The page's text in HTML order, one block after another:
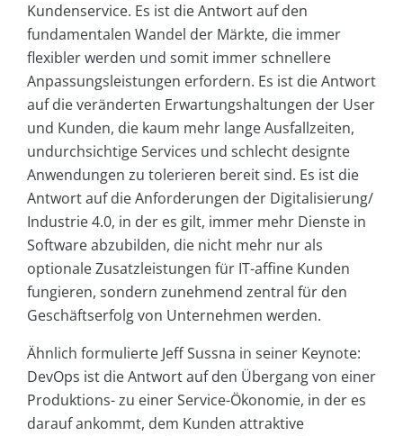
Kundenservice. Es ist die Antwort auf den
fundamentalen Wandel der Märkte, die immer
flexibler werden und somit immer schnellere
Anpassungsleistungen erfordern. Es ist die Antwort
auf die veränderten Erwartungshaltungen der User
und Kunden, die kaum mehr lange Ausfallzeiten,
undurchsichtige Services und schlecht designte
Anwendungen zu tolerieren bereit sind. Es ist die
Antwort auf die Anforderungen der Digitalisierung/
Industrie 4.0, in der es gilt, immer mehr Dienste in
Software abzubilden, die nicht mehr nur als
optionale Zusatzleistungen für IT-affine Kunden
fungieren, sondern zunehmend zentral für den
Geschäftserfolg von Unternehmen werden.
Ähnlich formulierte Jeff Sussna in seiner Keynote:
DevOps ist die Antwort auf den Übergang von einer
Produktions- zu einer Service-Ökonomie, in der es
darauf ankommt, dem Kunden attraktive